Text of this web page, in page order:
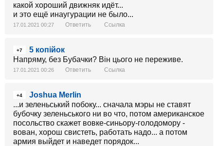
какой хороший движняк идёт...
и это ещё инаугурации не было...
17.01.2021 00:27 Ответить Ссылка
+7
5 копійок
Напряму, без Бубачки? Він цього не переживе.
17.01.2021 00:26 Ответить Ссылка
+4
Joshua Merlin
...и зеленьський побоку... сначала мэры не ставят
бубочку зеленьського ни во что, потом американское
посольство скажет вовке-синьору-голодомору -
вован, хорош свистеть, работать надо... а потом
армия выйдет и наведет порядок...